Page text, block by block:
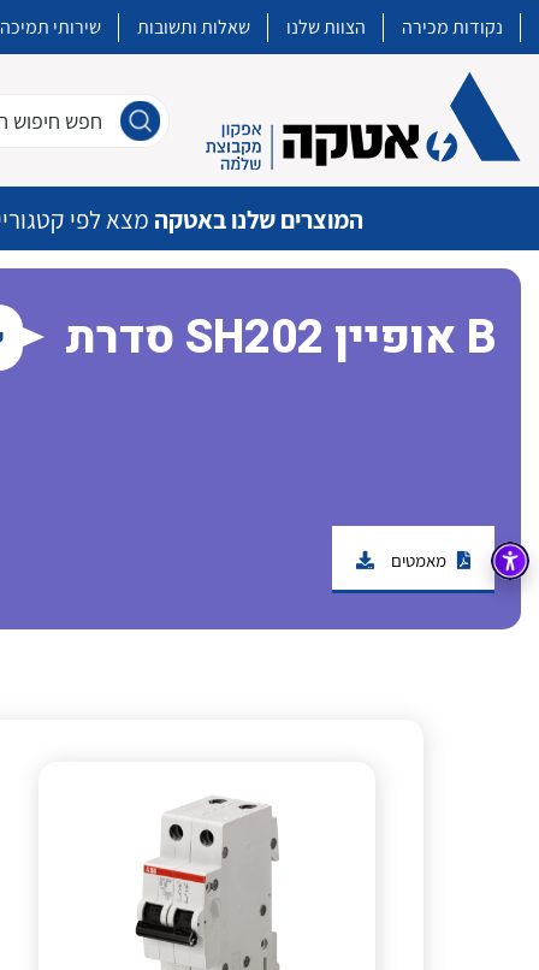
נקודות מכירה הצוות שלנו שאלות ותשובות שירותי תמיכה
חפש חיפוש
המוצרים שלנו באטקה מצא לפי
איכות | שרות | זמינות
חשמל מיתוג ואינסטלציה חשמלית
בקרה
זיווד קופסאות וארונות לחשמל, בקרה ואלקטרוניקה
פתרונות לתחום הסולארי
סדרת SH202 אופיין B
מאמטים